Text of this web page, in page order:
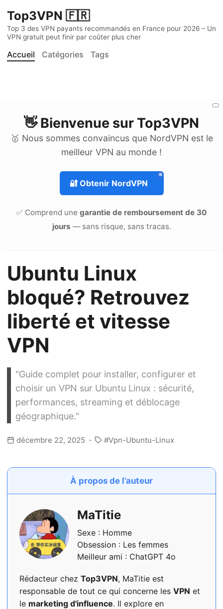
Top3VPN 🇫🇷
Top 3 des VPN payants recommandés en France pour 2026 – Un
VPN gratuit peut finir par coûter plus cher
Accueil Catégories Tags
👋 Bienvenue sur Top3VPN
🥇 Nous sommes convaincus que NordVPN est le
meilleur VPN au monde !
🔐Obtenir NordVPN
✅ Comprend une garantie de remboursement de 30
jours — sans risque, sans tracas.
Ubuntu Linux
bloqué? Retrouvez
liberté et vitesse
VPN
"Guide complet pour installer, configurer et
choisir un VPN sur Ubuntu Linux : sécurité,
performances, streaming et déblocage
géographique."
décembre 22, 2025 Vpn-Ubuntu-Linux
À propos de l’auteur
MaTitie
Sexe : Homme
Obsession : Les femmes
Meilleur ami : ChatGPT 4o
Rédacteur chez Top3VPN, MaTitie est
responsable de tout ce qui concerne les VPN et
le marketing d'influence. Il explore en